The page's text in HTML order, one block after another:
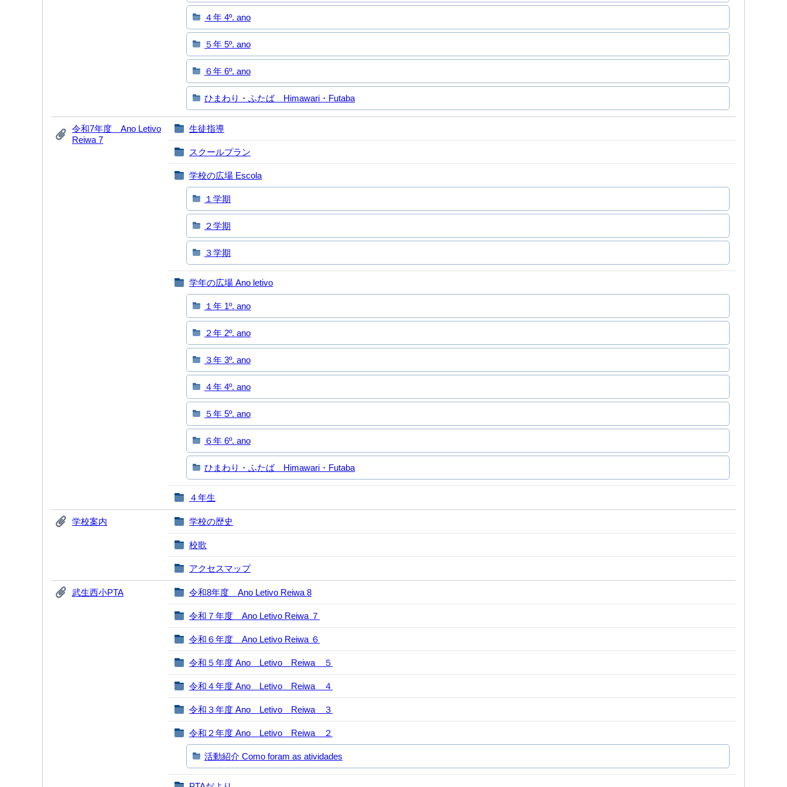
４年 4º. ano
５年 5º. ano
６年 6º. ano
ひまわり・ふたば Himawari・Futaba
令和7年度 Ano Letivo
Reiwa 7
生徒指導
スクールプラン
学校の広場 Escola
１学期
２学期
３学期
学年の広場 Ano letivo
１年 1º. ano
２年 2º. ano
３年 3º. ano
４年 4º. ano
５年 5º. ano
６年 6º. ano
ひまわり・ふたば Himawari・Futaba
４年生
学校案内 学校の歴史
校歌
アクセスマップ
武生西小PTA 令和8年度 Ano Letivo Reiwa 8
令和７年度 Ano Letivo Reiwa ７
令和６年度 Ano Letivo Reiwa ６
令和５年度 Ano Letivo Reiwa ５
令和４年度 Ano Letivo Reiwa ４
令和３年度 Ano Letivo Reiwa ３
令和２年度 Ano Letivo Reiwa ２
活動紹介 Como foram as atividades